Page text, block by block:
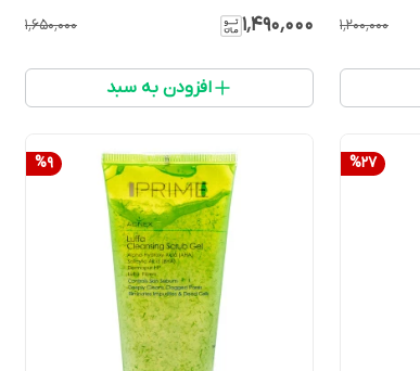
۱٬۲۰۰٬۰۰۰ ۱٬۴۹۰٬۰۰۰ ۱٬۶۵۰٬۰۰۰
افزودن به سبد
%27
%9